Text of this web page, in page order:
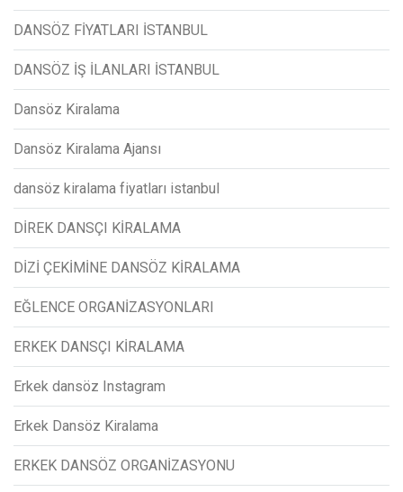
DANSÖZ FİYATLARI İSTANBUL
DANSÖZ İŞ İLANLARI İSTANBUL
Dansöz Kiralama
Dansöz Kiralama Ajansı
dansöz kiralama fiyatları istanbul
DİREK DANSÇI KİRALAMA
DİZİ ÇEKİMİNE DANSÖZ KİRALAMA
EĞLENCE ORGANİZASYONLARI
ERKEK DANSÇI KİRALAMA
Erkek dansöz Instagram
Erkek Dansöz Kiralama
ERKEK DANSÖZ ORGANİZASYONU